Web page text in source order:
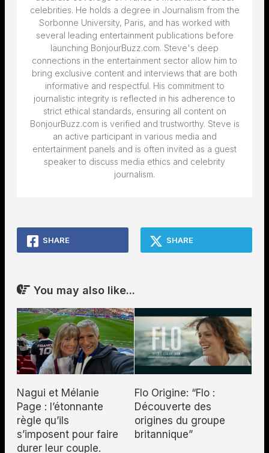
celebrities. He holds a degree in Journalism from the
Sorbonne University, Paris, and has worked with
several leading entertainment publications before
launching BonjourBuzz.com. Steve's deep
connections in the entertainment sector allow him to
bring exclusive content and interviews that are both
informative and respectful. His commitment to
journalistic integrity is reflected in his adherence to
strict ethical standards, ensuring all content on
BonjourBuzz.com is verified and trustworthy. Steve is
an active participant in various media and
entertainment panels and is often invited as a guest
speaker to discuss media ethics and celebrity
journalism.
SHARE SHARE
You may also like...
Nagui et Mélanie
Page : l’étonnante
règle qu’ils
s’imposent pour faire
durer leur couple.
Flo Origine: “Flo :
Découverte des
origines du groupe
britannique”